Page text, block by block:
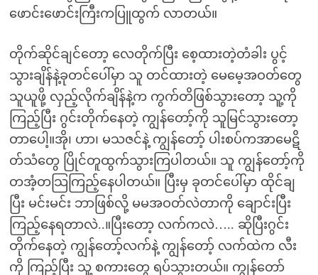
ဖောင်းဖောင်းကြီးကပြူထွက် လာတယ်။
တိုက်ဆိုင်ချင်တော့ လေတိုက်ပြီး စေ့ထားတဲ့တံခါး ပွင့်
သွားချိန်နဲ့ခုတင်ပေါ်မှာ သူ တင်ထားတဲ့ မေမေ့အဝတ်တွေ
သူယူဖို့ လှည့်လိုက်ချိန်နဲ့က ကွက်တိဖြစ်သွားတော့ သူ့ကို
ကြည့်ပြီး ဂွင်းတိုက်နေတဲ့ ကျွန်တော့်ကို သူမြင်သွားတော့
တာပေါ့။အို၊ ဟာ၊ မသဇင်နဲ့ ကျွန်တော့် ပါးစပ်ကအာမေဋိ
တ်သံတွေ ပြိုင်တူထွက်သွားကြပါတယ်။ သူ ကျွန်တော့်ကို
တအံ့တသြကြည့်နေပါတယ်။ ပြီးမှ ခုတင်ပေါ်မှာ ထိုင်ချ
ပြီး မင်းမင်း ဘာဖြစ်လို့ မမအဝတ်လဲတာကို ချောင်းပြီး
ကြည့်နေရတာလဲ..။ပြီးတော့ လက်ကလဲ….. ဆိုပြီးဂွင်း
တိုက်နေတဲ့ ကျွန်တော့်လက်နဲ့ ကျွန်တော့် လက်ထဲက လီး
ကို ကြည့်ပြီး သူ့ စကားတွေ ရပ်သွားတယ်။ ကျွန်တော်